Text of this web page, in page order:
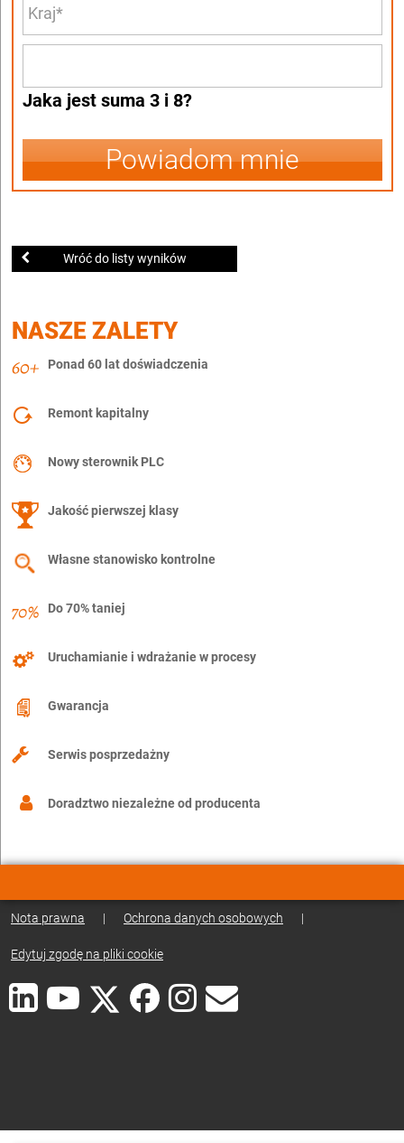
Jaka jest suma 3 i 8?
Powiadom mnie
Wróć do listy wyników
NASZE ZALETY
Ponad 60 lat doświadczenia
Remont kapitalny
Nowy sterownik PLC
Jakość pierwszej klasy
Własne stanowisko kontrolne
Do 70% taniej
Uruchamianie i wdrażanie w procesy
Gwarancja
Serwis posprzedażny
Doradztwo niezależne od producenta
Nota prawna | Ochrona danych osobowych |
Edytuj zgodę na pliki cookie